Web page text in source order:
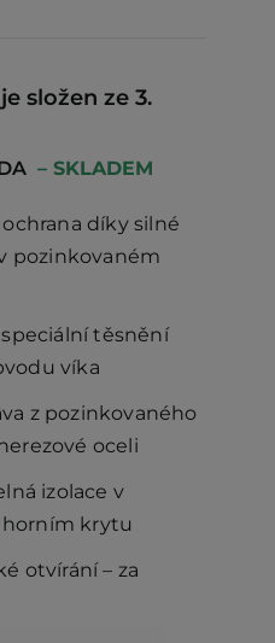
složen ze 3.
– SKLADEM
díky silné
pozinkovaném
těsnění
víka
z pozinkovaného
oceli
izolace v
krytu
otvírání – za